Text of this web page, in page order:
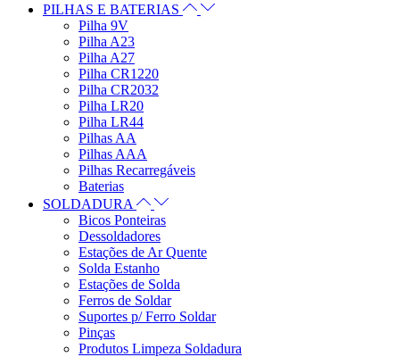
PILHAS E BATERIAS
Pilha 9V
Pilha A23
Pilha A27
Pilha CR1220
Pilha CR2032
Pilha LR20
Pilha LR44
Pilhas AA
Pilhas AAA
Pilhas Recarregáveis
Baterias
SOLDADURA
Bicos Ponteiras
Dessoldadores
Estações de Ar Quente
Solda Estanho
Estações de Solda
Ferros de Soldar
Suportes p/ Ferro Soldar
Pinças
Produtos Limpeza Soldadura